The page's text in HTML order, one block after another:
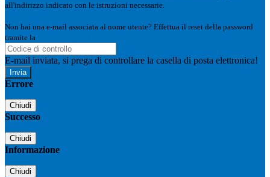
all'indirizzo indicato con le istruzioni necessarie.
Non hai una e-mail associata al nome utente? Effettua il reset della password
tramite la
E-mail inviata, si prega di controllare la casella di posta elettronica!
Errore
Chiudi
Successo
Chiudi
Informazione
Chiudi